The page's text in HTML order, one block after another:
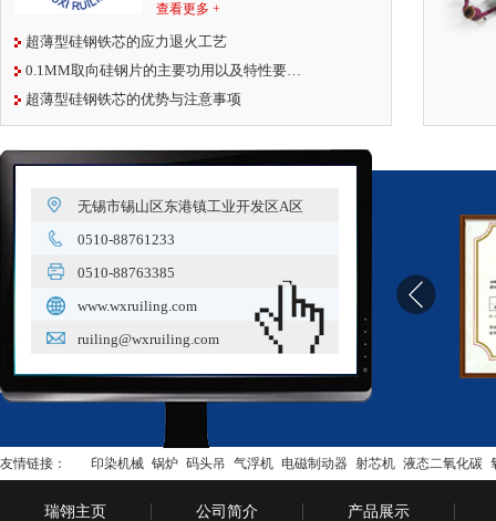
查看更多 +
超薄型硅钢铁芯的应力退火工艺
0.1MM取向硅钢片的主要功用以及特性要…
超薄型硅钢铁芯的优势与注意事项
无锡市锡山区东港镇工业开发区A区
0510-88761233
0510-88763385
www.wxruiling.com
ruiling@wxruiling.com
友情链接： 印染机械 锅炉 码头吊 气浮机 电磁制动器 射芯机 液态二氧化碳
瑞翎主页 公司简介 产品展示